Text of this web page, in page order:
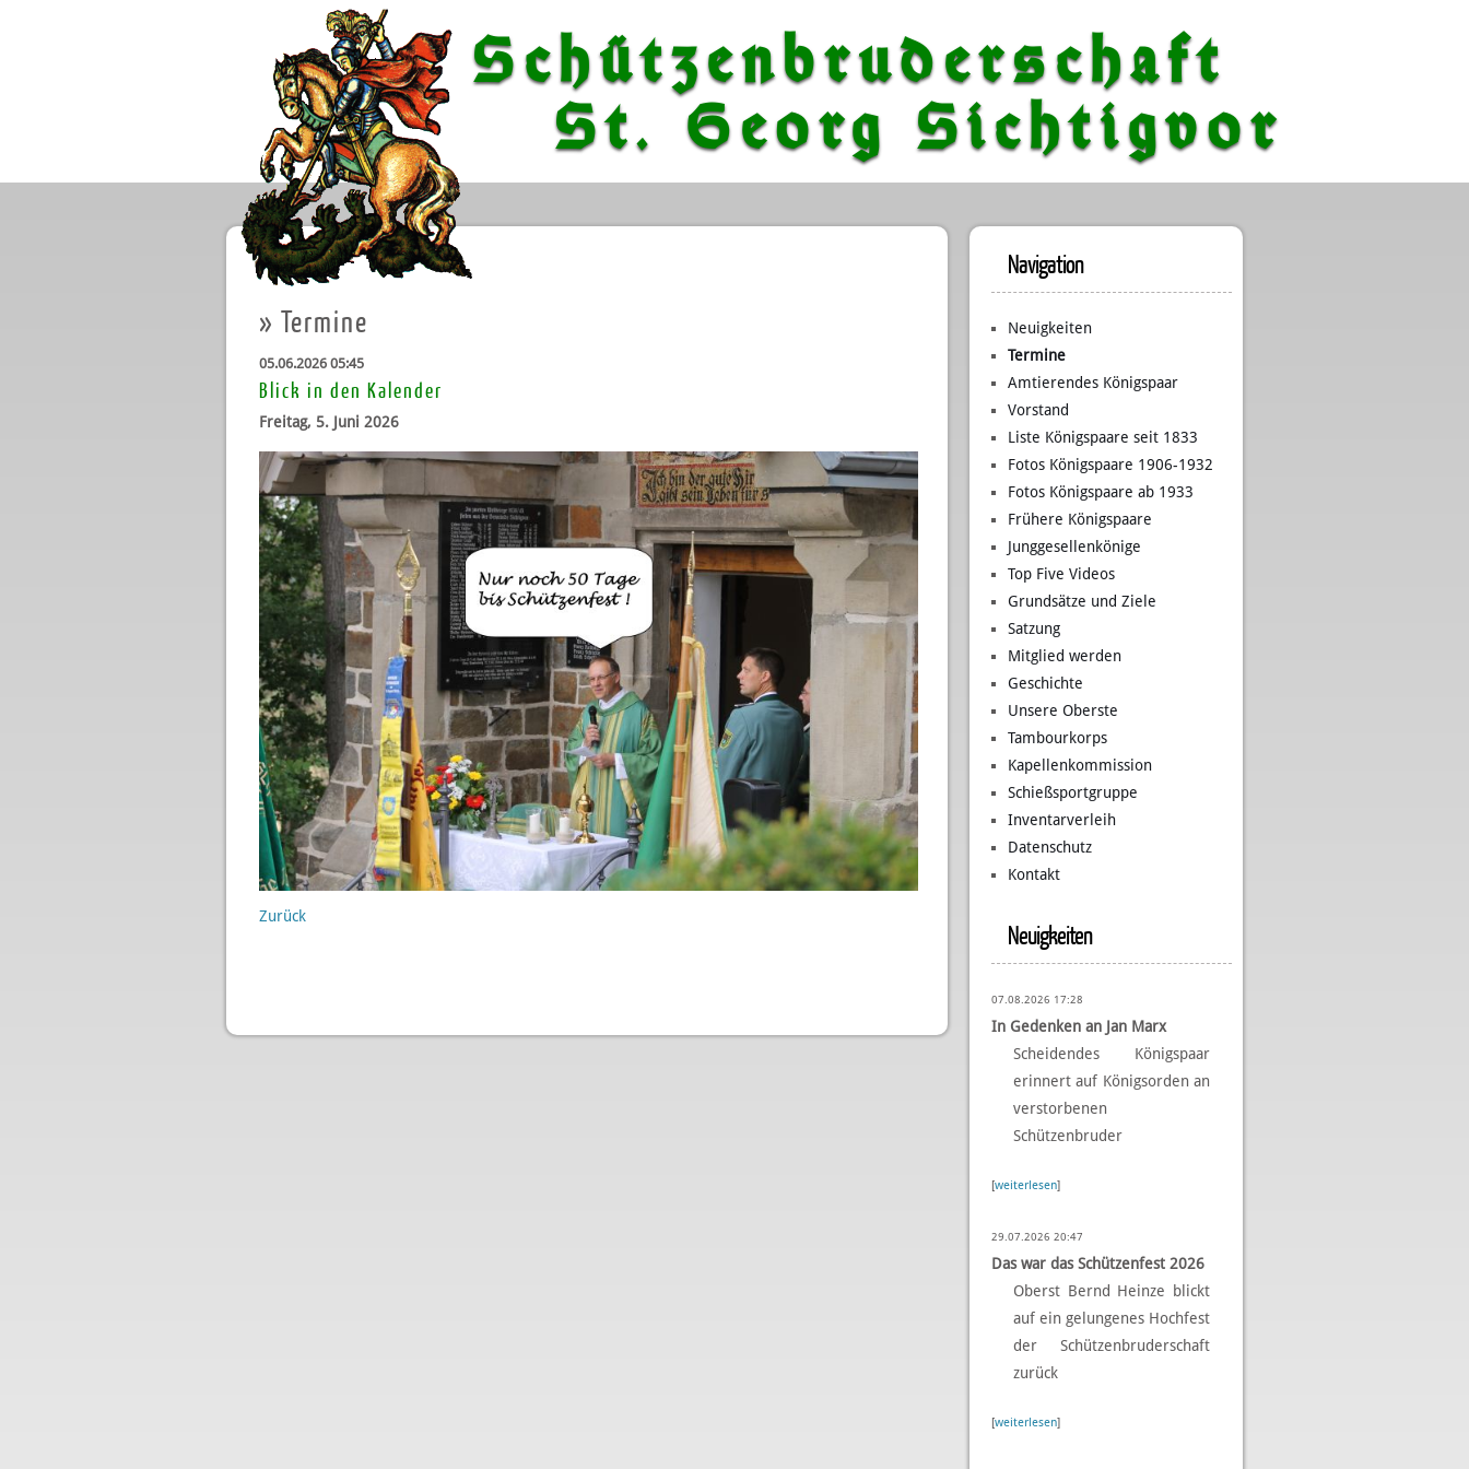
Schützenbruderschaft
St. Georg Sichtigvor
» Termine
05.06.2026 05:45
Blick in den Kalender
Freitag, 5. Juni 2026
Zurück
Navigation
Neuigkeiten
Termine
Amtierendes Königspaar
Vorstand
Liste Königspaare seit 1833
Fotos Königspaare 1906-1932
Fotos Königspaare ab 1933
Frühere Königspaare
Junggesellenkönige
Top Five Videos
Grundsätze und Ziele
Satzung
Mitglied werden
Geschichte
Unsere Oberste
Tambourkorps
Kapellenkommission
Schießsportgruppe
Inventarverleih
Datenschutz
Kontakt
Neuigkeiten
07.08.2026 17:28
In Gedenken an Jan Marx
Scheidendes Königspaar
erinnert auf Königsorden an
verstorbenen
Schützenbruder
[weiterlesen]
29.07.2026 20:47
Das war das Schützenfest 2026
Oberst Bernd Heinze blickt
auf ein gelungenes Hochfest
der Schützenbruderschaft
zurück
[weiterlesen]